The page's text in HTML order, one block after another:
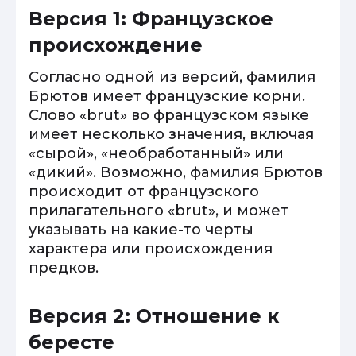
Версия 1: Французское
происхождение
Согласно одной из версий, фамилия
Брютов имеет французские корни.
Слово «brut» во французском языке
имеет несколько значения, включая
«сырой», «необработанный» или
«дикий». Возможно, фамилия Брютов
происходит от французского
прилагательного «brut», и может
указывать на какие-то черты
характера или происхождения
предков.
Версия 2: Отношение к
бересте